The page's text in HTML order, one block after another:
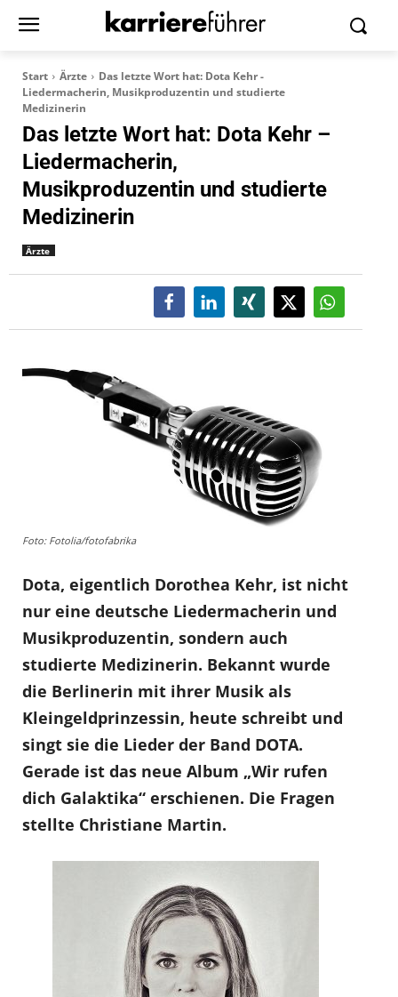
Start Ärzte
Das letzte Wort hat: Dota Kehr -
Liedermacherin, Musikproduzentin und studierte
Medizinerin
Das letzte Wort hat: Dota Kehr –
Liedermacherin,
Musikproduzentin und studierte
Medizinerin
Ärzte
Foto: Fotolia/fotofabrika
Dota, eigentlich Dorothea Kehr, ist nicht
nur eine deutsche Liedermacherin und
Musikproduzentin, sondern auch
studierte Medizinerin. Bekannt wurde
die Berlinerin mit ihrer Musik als
Kleingeldprinzessin, heute schreibt und
singt sie die Lieder der Band DOTA.
Gerade ist das neue Album „Wir rufen
dich Galaktika“ erschienen. Die Fragen
stellte Christiane Martin.